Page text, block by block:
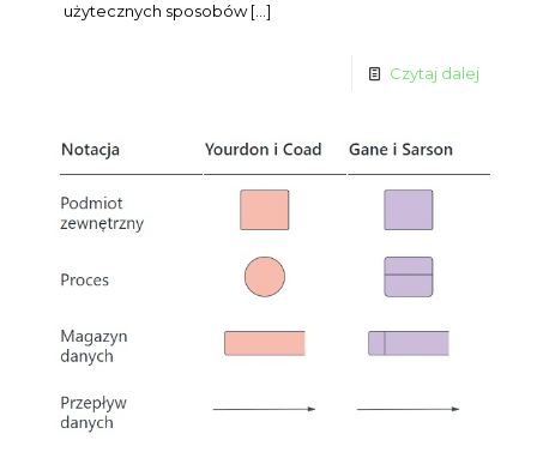
użytecznych sposobów[…]
Czytaj dalej